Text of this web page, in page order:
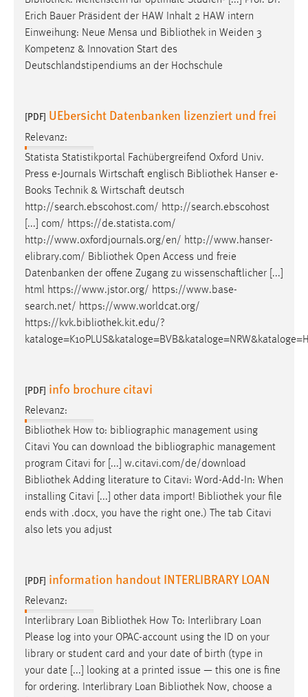
Erich Bauer Präsident der HAW Inhalt 2 HAW intern
Einweihung: Neue Mensa und Bibliothek in Weiden 3
Kompetenz & Innovation Start des
Deutschlandstipendiums an der Hochschule
[PDF] UEbersicht Datenbanken lizenziert und frei
Relevanz:
Statista Statistikportal Fachübergreifend Oxford Univ.
Press e-Journals Wirtschaft englisch Bibliothek Hanser e-
Books Technik & Wirtschaft deutsch
http://search.ebscohost.com/ http://search.ebscohost
[...] com/ https://de.statista.com/
http://www.oxfordjournals.org/en/ http://www.hanser-
elibrary.com/ Bibliothek Open Access und freie
Datenbanken der offene Zugang zu wissenschaftlicher [...]
html https://www.jstor.org/ https://www.base-
search.net/ https://www.worldcat.org/
https://kvk.bibliothek.kit.edu/?
[PDF] info brochure citavi
Relevanz:
Bibliothek How to: bibliographic management using
Citavi You can download the bibliographic management
program Citavi for [...] w.citavi.com/de/download
Bibliothek Adding literature to Citavi: Word-Add-In: When
installing Citavi [...] other data import! Bibliothek your file
ends with .docx, you have the right one.) The tab Citavi
also lets you adjust
[PDF] information handout INTERLIBRARY LOAN
Relevanz:
Interlibrary Loan Bibliothek How To: Interlibrary Loan
Please log into your OPAC-account using the ID on your
library or student card and your date of birth (type in
your date [...] looking at a printed issue — this one is fine
for ordering. Interlibrary Loan Bibliothek Now, choose a
Chat
Name:
chat-frame-style-5e9dbeb1811c0446
Wird benötigt um die Chatfunktion nutzen zu können.
Cookie Laufzeit:
MibewSessionID, mibew-chat-frame-style-
Jahre, MIBEW_UserID = 1 Jahr
Login
fe_user, be_user, be_lastLoginProvider
Zweck:
Dieser Cookie ist notwendig um sich an der Website
einloggen zu können.
Cookie Laufzeit:
STATISTIK
Statistik Cookies erfassen Informationen anonym.
Diese Informationen helfen uns zu verstehen, wie
unsere Besucher unsere Website nutzen.
Matomo
Name:
Zweck:
Zugriffsstatistik
Cookie Laufzeit:
Max. 13 Monate
MARKETING